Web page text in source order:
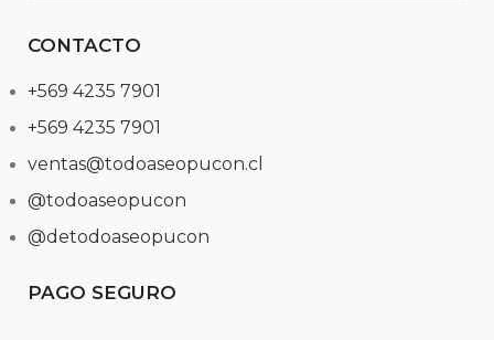
CONTACTO
+569 4235 7901
+569 4235 7901
ventas@todoaseopucon.cl
@todoaseopucon
@detodoaseopucon
PAGO SEGURO